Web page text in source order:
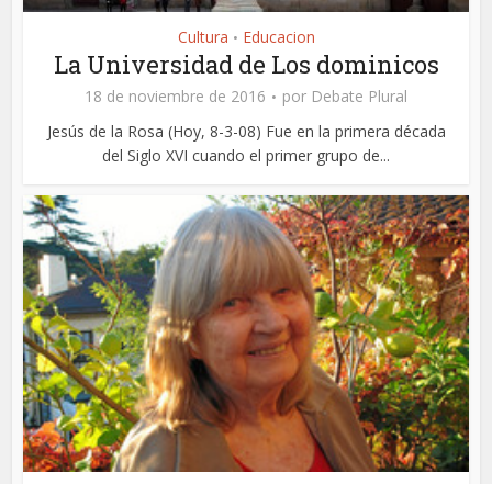
Cultura • Educacion
La Universidad de Los dominicos
18 de noviembre de 2016 por Debate Plural
Jesús de la Rosa (Hoy, 8-3-08) Fue en la primera década
del Siglo XVI cuando el primer grupo de...